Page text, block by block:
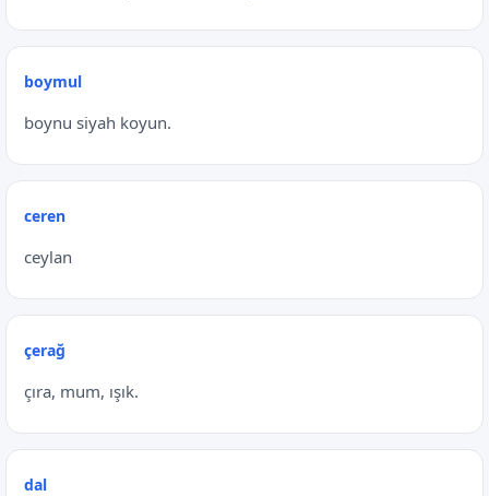
boymul
boynu siyah koyun.
ceren
ceylan
çerağ
çıra, mum, ışık.
dal